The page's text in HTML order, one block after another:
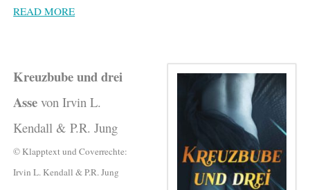
READ MORE
Kreuzbube und drei
Asse von Irvin L.
Kendall & P.R. Jung
© Klapptext und Coverrechte:
Irvin L. Kendall & P.R. Jung